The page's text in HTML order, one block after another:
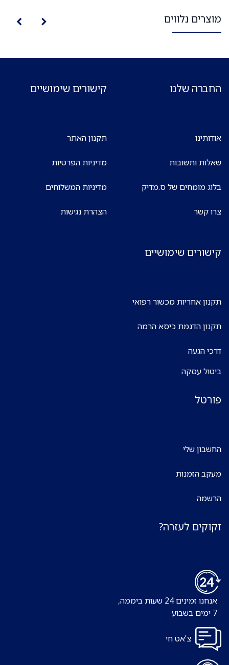
מוצרים נלווים
החברה שלנו
אודותינו
שאלות ותשובות
בלוג מומחים של ס.מדיק
צרו קשר
קישורים שימושיים
תקנון האתר
מדיניות הפרטיות
מדיניות המשלוחים
הצהרת נגישות
קישורים שימושיים
תקנון אחריות מכשור רפואי
תקנון הדגמת כיסא הרמה
דרכי הגעה
ביטול עסקה
פורטל
החשבון שלי
מעקב הזמנות
הרשמה
זקוקים לעזרה?
אנחנו זמינים 24 שעות ביממה,
צ'אט חי